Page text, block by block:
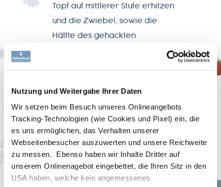
Nutzung und Weitergabe Ihrer Daten
Wir setzen beim Besuch unseres Onlineangebots
Tracking-Technologien (wie Cookies und Pixel) ein, die
es uns ermöglichen, das Verhalten unserer
Webseitenbesucher auszuwerten und unsere Reichweite
zu messen. Ebenso haben wir Inhalte Dritter auf
unserem Onlinenagebot eingebettet, die Ihren Sitz in den
USA haben, welche kein angemessenes
Topf auf mittlerer Stufe erhitzen
und die Zwiebel, sowie die
Hälfte des gehackten
Tomaten, Paprikapulver,
Kreuzkümmel und Chiliflocken
dazugeben. Das ganze ein paar
Minuten köcheln lassen und mit
Während das Chili köchelt, die